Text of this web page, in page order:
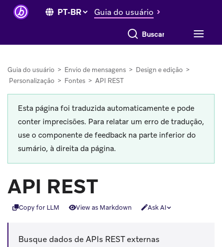
Guia do usuário
Buscar tudo
Guia do usuário > Envio de mensagens > Design e edição >
Personalização > Fontes > API REST
Esta página foi traduzida automaticamente e pode
conter imprecisões. Para relatar um erro de tradução,
use o componente de feedback na parte inferior do
sumário, à direita da página.
API REST
Copy for LLM View as Markdown Ask AI
Busque dados de APIs REST externas